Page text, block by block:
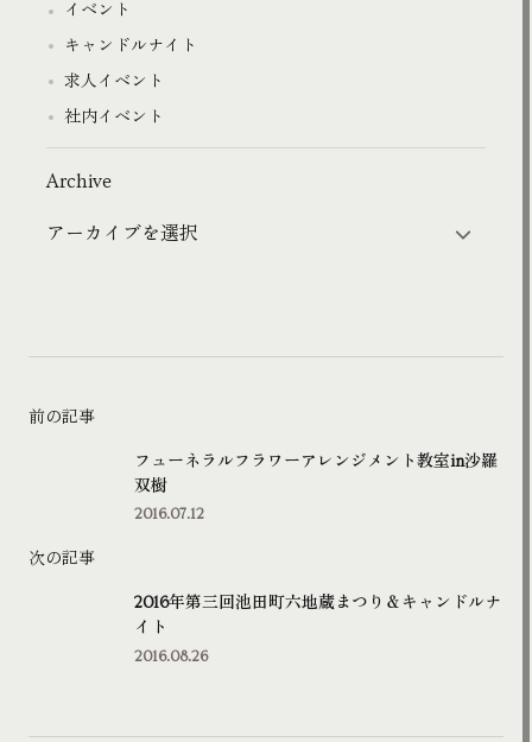
イベント
キャンドルナイト
求人イベント
社内イベント
Archive
前の記事
フューネラルフラワーアレンジメント教室in沙羅
双樹
2016.07.12
次の記事
2016年第三回池田町六地蔵まつり＆キャンドルナ
イト
2016.08.26